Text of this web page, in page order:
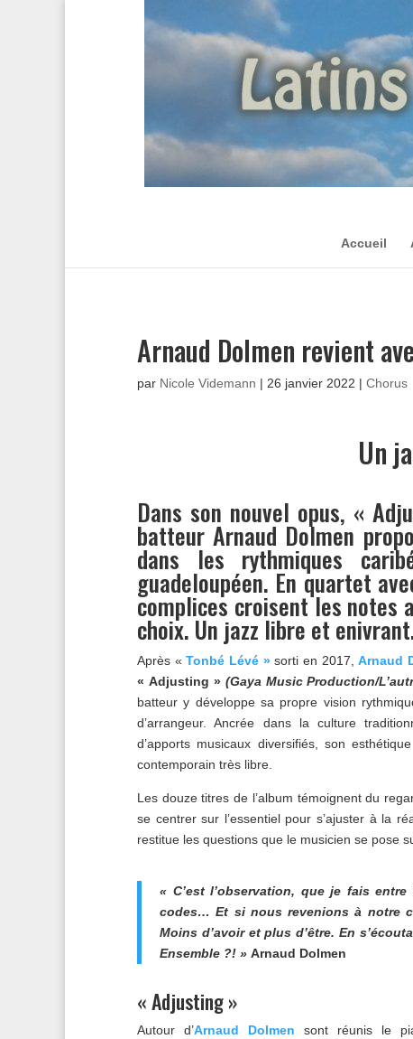
Accueil
Arnaud Dolmen revient
par Nicole Videmann | 26 janvier 2022 | Chorus
Un
​Dans son nouvel opus, «
batteur Arnaud Dolmen
dans les rythmiques
guadeloupéen. En quartet
complices croisent les notes
choix. Un jazz libre et
Après «Tonbé Lévé »sorti en 2017,Arnaud
« Adjusting » (Gaya Music Production/
batteur y développe sa propre vision
d’arrangeur. Ancrée dans la culture
d’apports musicaux diversifiés, son
contemporain très libre.
Les douze titres de l’album témoignent du
se centrer sur l’essentiel pour s’ajuster à la
restitue les questions que le musicien se pose
« C’est l’observation, que je fais
codes… Et si nous revenions à notre
Moins d’avoir et plus d’être. En
Ensemble ?! » Arnaud Dolmen
« Adjusting »
Autour d’Arnaud Dolmen sont réunis le